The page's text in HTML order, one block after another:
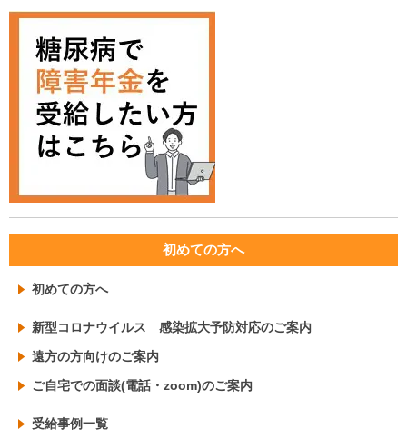
初めての方へ
初めての方へ
新型コロナウイルス 感染拡大予防対応のご案内
遠方の方向けのご案内
ご自宅での面談(電話・zoom)のご案内
受給事例一覧